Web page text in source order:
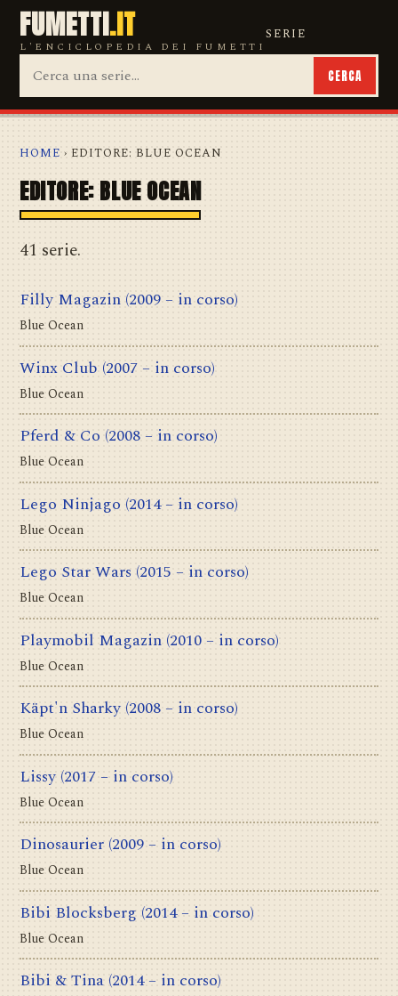
FUMETTI.IT
L'ENCICLOPEDIA DEI FUMETTI
SERIE
CERCA
HOME › EDITORE: BLUE OCEAN
EDITORE: BLUE OCEAN
41 serie.
Filly Magazin (2009 – in corso)
Blue Ocean
Winx Club (2007 – in corso)
Blue Ocean
Pferd & Co (2008 – in corso)
Blue Ocean
Lego Ninjago (2014 – in corso)
Blue Ocean
Lego Star Wars (2015 – in corso)
Blue Ocean
Playmobil Magazin (2010 – in corso)
Blue Ocean
Käpt'n Sharky (2008 – in corso)
Blue Ocean
Lissy (2017 – in corso)
Blue Ocean
Dinosaurier (2009 – in corso)
Blue Ocean
Bibi Blocksberg (2014 – in corso)
Blue Ocean
Bibi & Tina (2014 – in corso)